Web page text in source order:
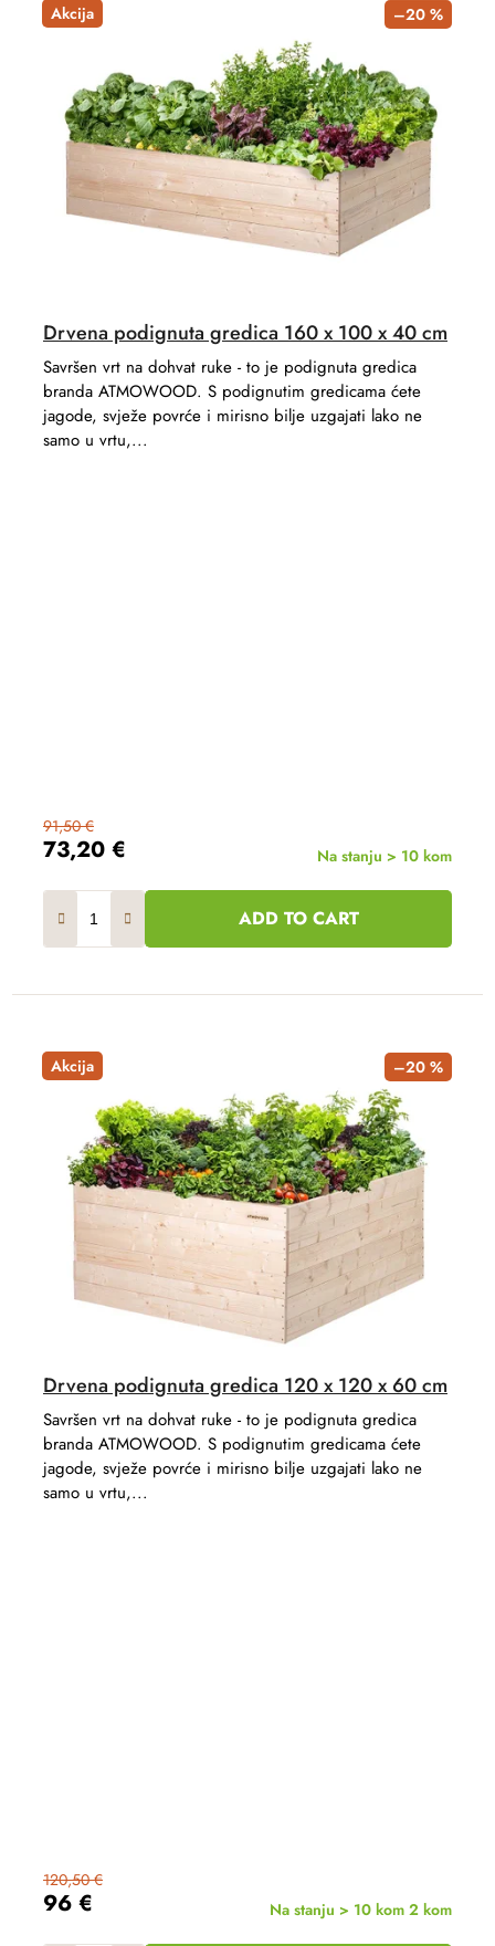
Akcija –20 %
Drvena podignuta gredica 160 x 100 x 40 cm
73,20 €
91,50 €
Na stanju > 10 kom
ADD TO CART
Savršen vrt na dohvat ruke - to je podignuta gredica
branda ATMOWOOD. S podignutim gredicama ćete
jagode, svježe povrće i mirisno bilje uzgajati lako ne
samo u vrtu,...
Akcija –20 %
Drvena podignuta gredica 120 x 120 x 60 cm
96 €
120,50 €
Na stanju > 10 kom 2 kom
Savršen vrt na dohvat ruke - to je podignuta gredica
branda ATMOWOOD. S podignutim gredicama ćete
jagode, svježe povrće i mirisno bilje uzgajati lako ne
samo u vrtu,...